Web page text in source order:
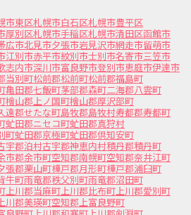
市東区札幌市白石区札幌市豊平区
厚別区札幌市手稲区札幌市清田区函館市
広市北見市夕張市岩見沢市網走市留萌市
江別市赤平市紋別市士別市名寄市三笠市
志内市深川市富良野市登別市恵庭市伊達市
当別町松前郡松前町松前郡福島町
亀田郡七飯町茅部郡森町二海郡八雲町
檜山郡上ノ国町檜山郡厚沢部町
遠郡せたな町島牧郡島牧村寿都郡寿都町
虻田郡ニセコ町虻田郡真狩村
町虻田郡京極町虻田郡倶知安町
宇郡泊村古宇郡神恵内村積丹郡積丹町
市郡余市町空知郡南幌町空知郡奈井江町
張郡栗山町樺戸郡月形町樺戸郡浦臼町
牛町雨竜郡秩父別町雨竜郡沼田町
上川郡当麻町上川郡比布町上川郡愛別町
川郡美瑛町空知郡上富良野町